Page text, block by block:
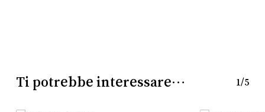
Ti potrebbe interessare… 1/5